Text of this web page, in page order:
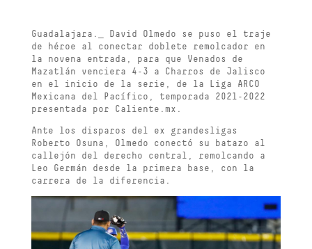
Guadalajara._ David Olmedo se puso el traje
de héroe al conectar doblete remolcador en
la novena entrada, para que Venados de
Mazatlán venciera 4-3 a Charros de Jalisco
en el inicio de la serie, de la Liga ARCO
Mexicana del Pacífico, temporada 2021-2022
presentada por Caliente.mx.
Ante los disparos del ex grandesligas
Roberto Osuna, Olmedo conectó su batazo al
callejón del derecho central, remolcando a
Leo Germán desde la primera base, con la
carrera de la diferencia.